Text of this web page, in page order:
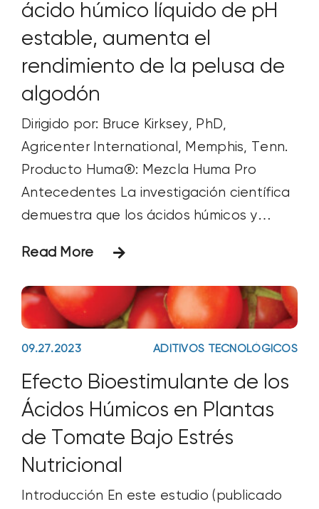
ácido húmico líquido de pH
estable, aumenta el
rendimiento de la pelusa de
algodón
Dirigido por: Bruce Kirksey, PhD,
Agricenter International, Memphis, Tenn.
Producto Huma®: Mezcla Huma Pro
Antecedentes La investigación científica
demuestra que los ácidos húmicos y
disponibilidad y absorción de nutrientes,
mejoran el crecimiento y la masa radicular
de las plantas y repercuten tanto en el
rendimiento como en la calidad de
Read More
09.27.2023 ADITIVOS TECNOLÓGICOS
Efecto Bioestimulante de los
Ácidos Húmicos en Plantas
de Tomate Bajo Estrés
Nutricional
Introducción En este estudio (publicado